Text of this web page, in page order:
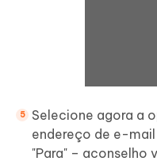
Selecione agora a
endereço de e-
"Para" – aconselho